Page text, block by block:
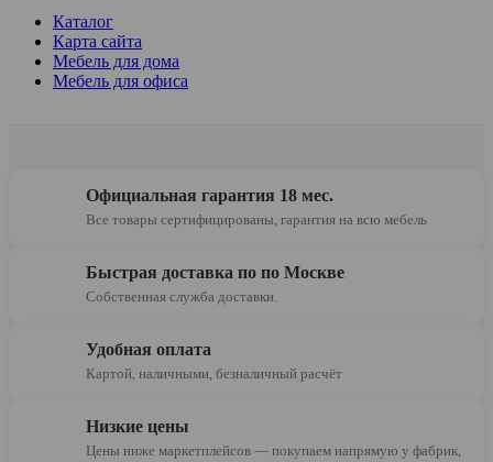
Каталог
Карта сайта
Мебель для дома
Мебель для офиса
Официальная гарантия 18 мес.
Все товары сертифицированы, гарантия на всю мебель
Быстрая доставка по по Москве
Собственная служба доставки.
Удобная оплата
Картой, наличными, безналичный расчёт
Низкие цены
Цены ниже маркетплейсов — покупаем напрямую у фабрик,